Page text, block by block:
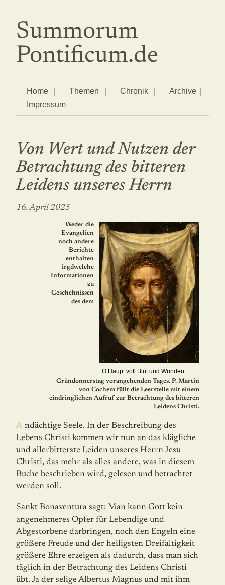
Summorum
Pontificum.de
Home Themen Chronik
Archive
Impressum
Von Wert und Nutzen der
Betrachtung des bitteren
Leidens unseres Herrn
16. April 2025
O Haupt voll Blut und Wunden
Weder die
Evangelien
noch andere
Berichte
enthalten
irgdwelche
Informationen
zu
Geschehnissen
des dem
Gründonnerstag vorangehenden Tages. P. Martin
von Cochem füllt die Leerstelle mit einem
eindringlichen Aufruf zur Betrachtung des bitteren
Leidens Christi.
Andächtige Seele. In der Beschreibung des
Lebens Christi kommen wir nun an das klägliche
und aller­bitterste Leiden unseres Herrn Jesu
Christi, das mehr als alles andere, was in diesem
Buche beschrieben wird, gelesen und betrachtet
werden soll.
Sankt Bonaventura sagt: Man kann Gott kein
angenehmeres Opfer für Lebendige und
Abgestorbene darbringen, noch den Engeln eine
größere Freude und der heiligsten Dreifal­tigkeit
größere Ehre erzeigen als dadurch, dass man sich
täglich in der Betrachtung des Leidens Christi
übt. Ja der selige Albertus Magnus und mit ihm